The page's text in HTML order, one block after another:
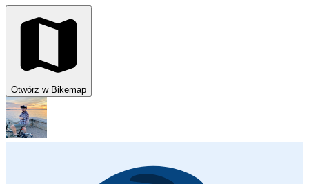
Otwórz w Bikemap